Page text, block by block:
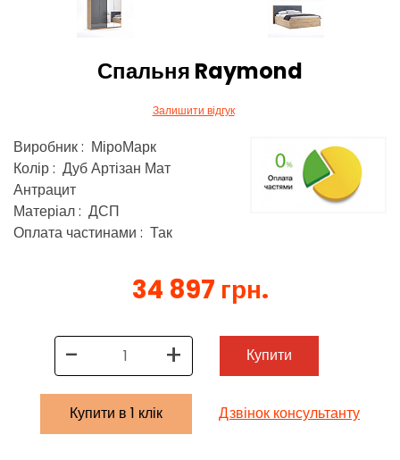
Спальня Raymond
Залишити відгук
Виробник : МіроМарк
Колір : Дуб Артізан Мат
Антрацит
Матеріал : ДСП
Оплата частинами : Так
34 897 грн.
- + Купити
Купити в 1 клік Дзвінок консультанту